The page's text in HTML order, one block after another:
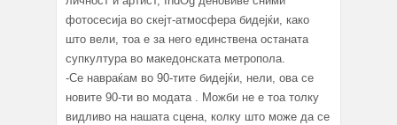
фотосесија во скејт-атмосфера бидејќи, како
што вели, тоа е за него единствена останата
супкултура во македонската метропола.
-Се навраќам во 90-тите бидејќи, нели, ова се
новите 90-ти во модата . Можби не е тоа толку
видливо на нашата сцена, колку што може да се